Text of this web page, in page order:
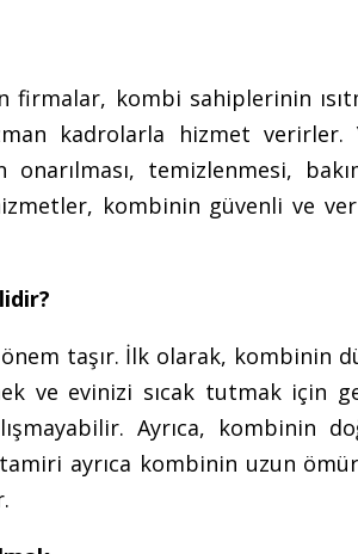
firmalar, kombi sahiplerinin
kadrolarla hizmet
temizlenmesi,
kombinin güvenli ve
taşır. İlk olarak, kombinin
ve evinizi sıcak tutmak için
Ayrıca, kombinin
ayrıca kombinin uzun